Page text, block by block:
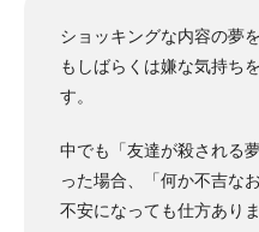
ショッキングな内容の夢
もしばらくは嫌な気持ち
す。
中でも「友達が殺される
った場合、「何か不吉な
不安になっても仕方ありま